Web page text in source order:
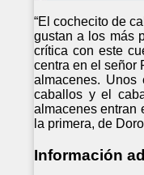
“El cochecito de
gustan a los más
crítica con este
centra en el señor
almacenes.
caballos y el
almacenes entran
la primera, de
Información